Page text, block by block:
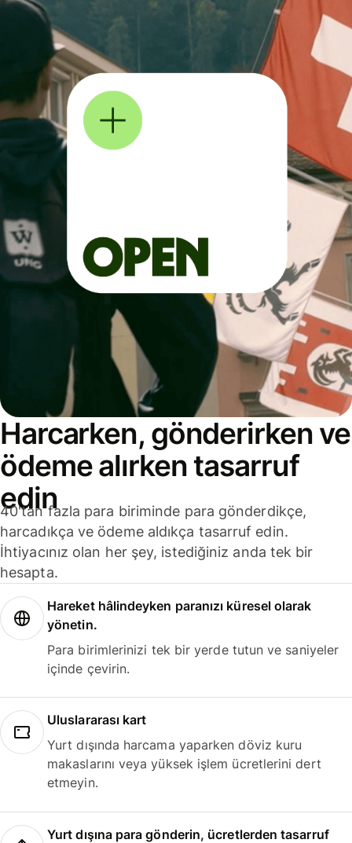
Harcarken, gönderirken ve
ödeme alırken tasarruf
edin
40'tan fazla para biriminde para gönderdikçe,
harcadıkça ve ödeme aldıkça tasarruf edin.
İhtiyacınız olan her şey, istediğiniz anda tek bir
hesapta.
Hareket hâlindeyken paranızı küresel olarak
yönetin.
Para birimlerinizi tek bir yerde tutun ve saniyeler
içinde çevirin.
Uluslararası kart
Yurt dışında harcama yaparken döviz kuru
makaslarını veya yüksek işlem ücretlerini dert
etmeyin.
Yurt dışına para gönderin, ücretlerden tasarruf